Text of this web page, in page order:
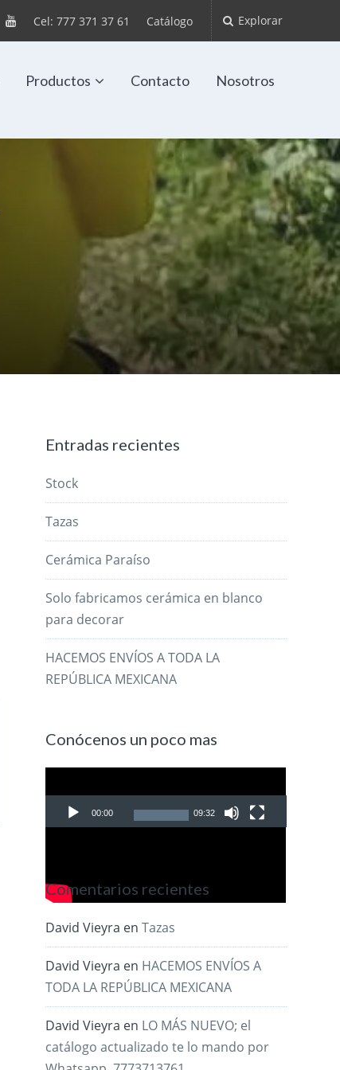
Cel: 777 371 37 61 Catálogo Explorar
Productos Contacto Nosotros
Entradas recientes
Stock
Tazas
Cerámica Paraíso
Solo fabricamos cerámica en blanco
para decorar
HACEMOS ENVÍOS A TODA LA
REPÚBLICA MEXICANA
Conócenos un poco mas
de
video
00:00 09:32
Comentarios recientes
David Vieyra enTazas
David Vieyra en HACEMOS ENVÍOS A
TODA LA REPÚBLICA MEXICANA
David Vieyra en LO MÁS NUEVO; el
catálogo actualizado te lo mando por